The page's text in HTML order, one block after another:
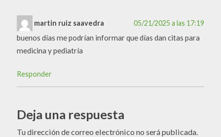
martin ruiz saavedra 05/21/2025 a las 17:19
buenos días me podrían informar que días dan citas para
medicina y pediatría
Responder
Deja una respuesta
Tu dirección de correo electrónico no será publicada.